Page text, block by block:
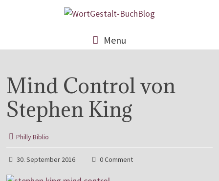
Menu
Mind Control von
Stephen King
Philly Biblio
30. September 2016 0 Comment